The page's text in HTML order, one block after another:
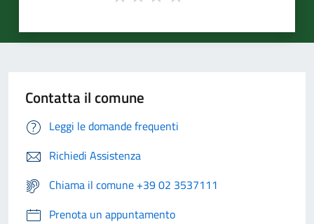
Contatta il comune
Leggi le domande frequenti
Richiedi Assistenza
Chiama il comune +39 02 3537111
Prenota un appuntamento